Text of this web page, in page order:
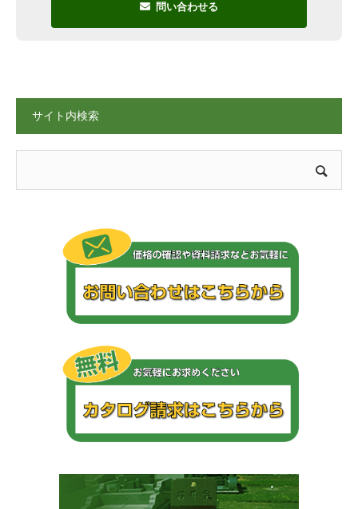
問い合わせる
サイト内検索